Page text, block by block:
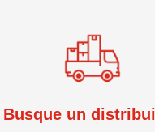
Busque un